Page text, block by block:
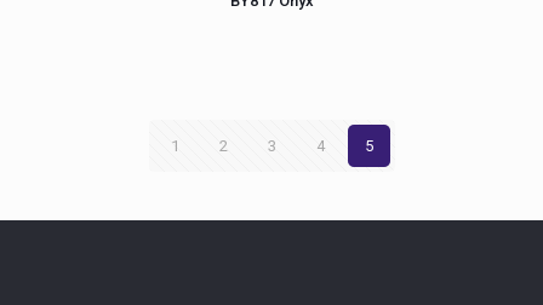
1 2 3 4 5